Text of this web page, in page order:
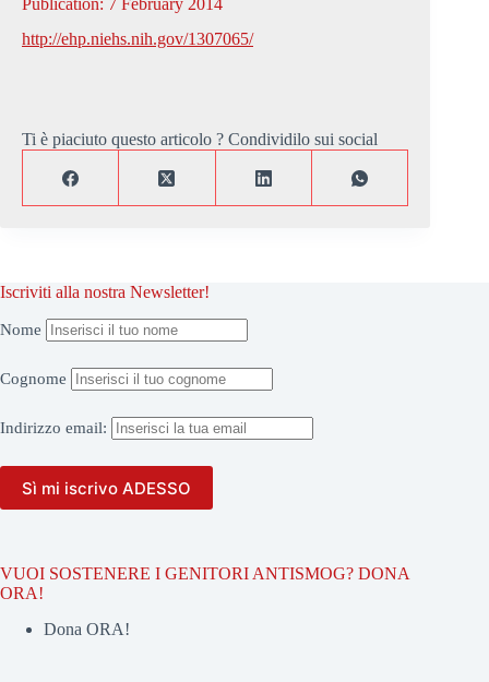
http://ehp.niehs.nih.gov/1307065/
Ti è piaciuto questo articolo ? Condividilo sui social
Iscriviti alla nostra Newsletter!
Nome
Cognome
Indirizzo email:
VUOI SOSTENERE I GENITORI ANTISMOG? DONA
ORA!
Dona ORA!